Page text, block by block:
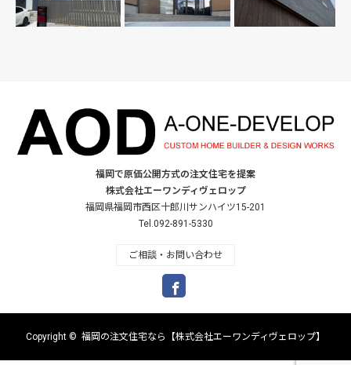
福岡で原価公開方式の注文住宅を提案
株式会社エーワンディヴェロップ
福岡県福岡市西区十郎川サンハイツ15-201
Tel.092-891-5330
ご相談・お問い合わせ
Copyright © 福岡の注文住宅なら【株式会社エーワンディヴェロップ】